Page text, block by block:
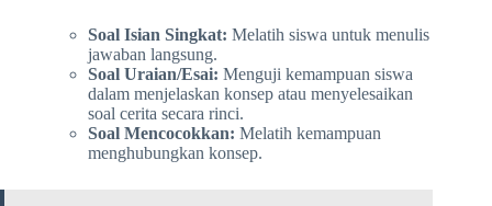
Soal Isian Singkat: Melatih siswa untuk menulis
jawaban langsung.
Soal Uraian/Esai: Menguji kemampuan siswa
dalam menjelaskan konsep atau menyelesaikan
soal cerita secara rinci.
Soal Mencocokkan: Melatih kemampuan
menghubungkan konsep.